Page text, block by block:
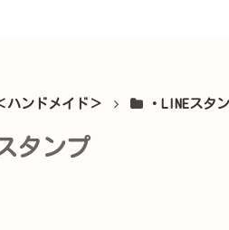
ハンドメイド＞ ・LINEスタ
タンプ